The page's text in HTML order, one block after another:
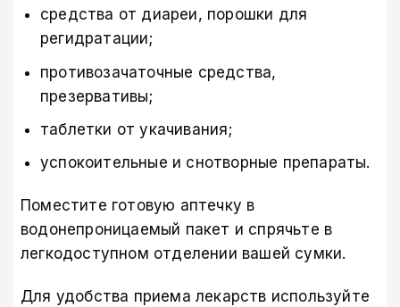
средства от диареи, порошки для
регидратации;
противозачаточные средства,
презервативы;
таблетки от укачивания;
успокоительные и снотворные препараты.
Поместите готовую аптечку в
водонепроницаемый пакет и спрячьте в
легкодоступном отделении вашей сумки.
Для удобства приема лекарств используйте